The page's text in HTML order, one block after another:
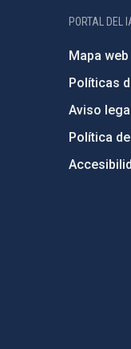
PORTAL DEL
Mapa web
Políticas
Aviso
Política